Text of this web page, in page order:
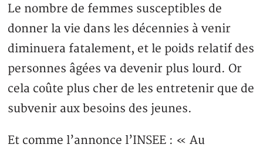
Le nombre de femmes susceptibles de
donner la vie dans les décennies à venir
diminuera fatalement, et le poids relatif des
personnes âgées va devenir plus lourd. Or
cela coûte plus cher de les entretenir que de
subvenir aux besoins des jeunes.
Et comme l’annonce l’INSEE : « Au